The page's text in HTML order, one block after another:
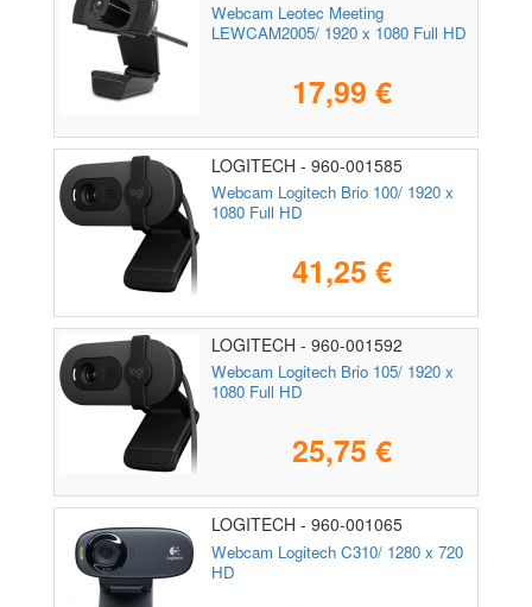
Webcam Leotec Meeting
LEWCAM2005/ 1920 x 1080 Full HD
17,99 €
LOGITECH - 960-001585
Webcam Logitech Brio 100/ 1920 x
1080 Full HD
41,25 €
LOGITECH - 960-001592
Webcam Logitech Brio 105/ 1920 x
1080 Full HD
25,75 €
LOGITECH - 960-001065
Webcam Logitech C310/ 1280 x 720
HD